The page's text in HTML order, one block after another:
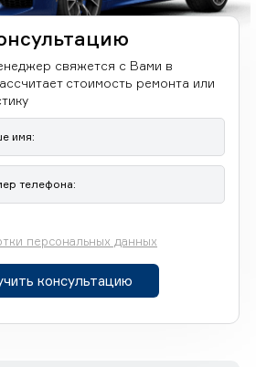
свяжется с Вами в
стоимость ремонта или
персональных данных
консультацию